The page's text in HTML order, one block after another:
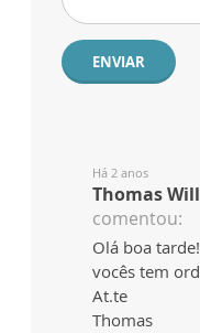
ENVIAR
Há 2 anos
Thomas
comentou:
Olá boa
vocês tem
At.te
Thomas